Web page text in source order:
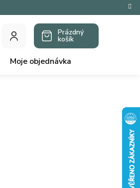
NÁKUPNÍ
Prázdný
košík
Moje objednávka